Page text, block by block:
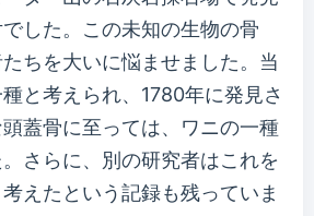
した。この未知の生物の骨
ちを大いに悩ませました。当
と考えられ、1780年に発見さ
蓋骨に至っては、ワニの一種
さらに、別の研究者はこれを
えたという記録も残っていま